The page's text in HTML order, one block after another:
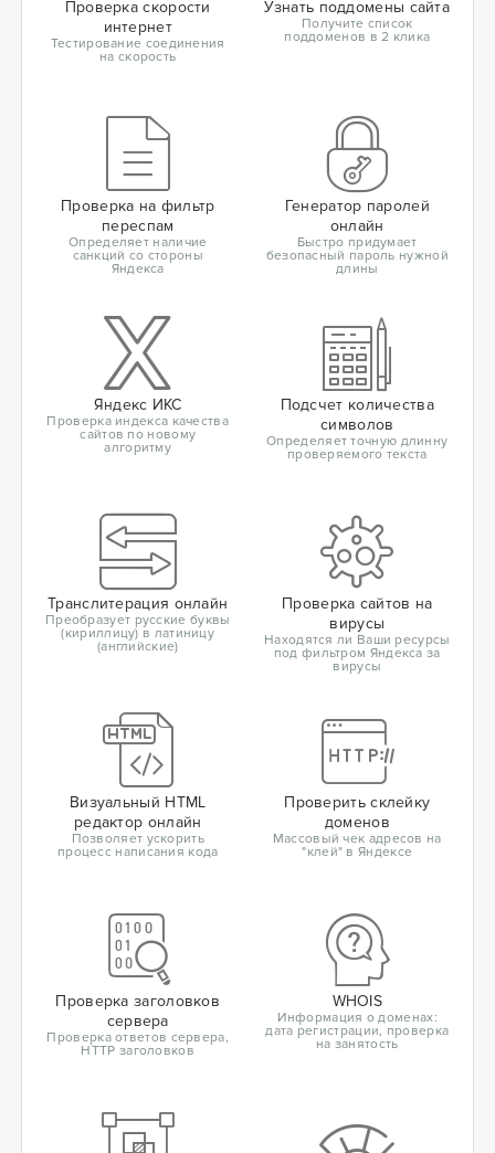
Проверка скорости
интернет
Тестирование соединения
на скорость
Узнать поддомены сайта
Получите список
поддоменов в 2 клика
Проверка на фильтр
переспам
Определяет наличие
санкций со стороны
Яндекса
Генератор паролей
онлайн
Быстро придумает
безопасный пароль нужной
длины
Яндекс ИКС
Проверка индекса качества
сайтов по новому
алгоритму
Подсчет количества
символов
Определяет точную длинну
проверяемого текста
Транслитерация онлайн
Преобразует русские буквы
(кириллицу) в латиницу
(английские)
Проверка сайтов на
вирусы
Находятся ли Ваши ресурсы
под фильтром Яндекса за
вирусы
Визуальный HTML
редактор онлайн
Позволяет ускорить
процесс написания кода
Проверить склейку
доменов
Массовый чек адресов на
"клей" в Яндексе
Проверка заголовков
сервера
Проверка ответов сервера,
HTTP заголовков
WHOIS
Информация о доменах:
дата регистрации, проверка
на занятость